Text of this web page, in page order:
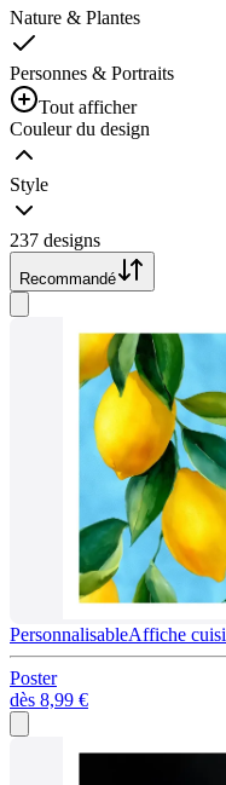
Nature & Plantes
Personnes & Portraits
Tout afficher
Couleur du design
Style
237 designs
Recommandé
PersonnalisableAffiche
Poster
dès 8,99 €